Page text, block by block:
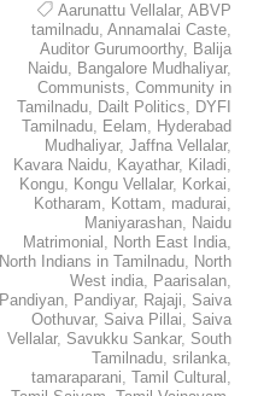
Aarunattu Vellalar, ABVP
tamilnadu, Annamalai Caste,
Auditor Gurumoorthy, Balija
Naidu, Bangalore Mudhaliyar,
Communists, Community in
Tamilnadu, Dailt Politics, DYFI
Tamilnadu, Eelam, Hyderabad
Mudhaliyar, Jaffna Vellalar,
Kavara Naidu, Kayathar, Kiladi,
Kongu, Kongu Vellalar, Korkai,
Kotharam, Kottam, madurai,
Maniyarashan, Naidu
Matrimonial , North East India,
North Indians in Tamilnadu, North
West india, Paarisalan,
Pandiyan, Pandiyar, Rajaji, Saiva
Oothuvar, Saiva Pillai, Saiva
Vellalar, Savukku Sankar, South
Tamilnadu, srilanka,
tamaraparani, Tamil Cultural ,